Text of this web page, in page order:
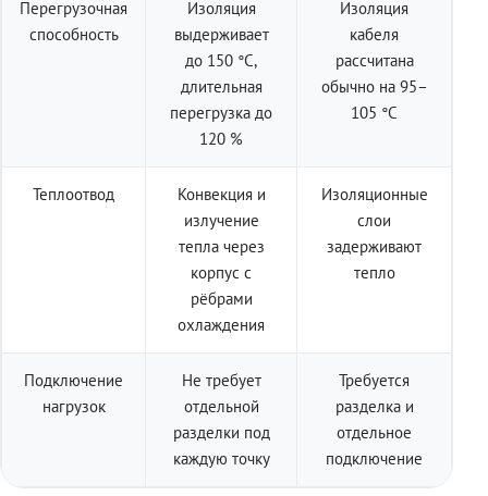
Перегрузочная
способность
Изоляция
выдерживает
до 150 °C,
длительная
перегрузка до
120 %
Изоляция
кабеля
рассчитана
обычно на 95–
105 °C
Теплоотвод
Конвекция и
излучение
тепла через
корпус с
рёбрами
охлаждения
Изоляционные
слои
задерживают
тепло
Подключение
нагрузок
Не требует
отдельной
разделки под
каждую точку
Требуется
разделка и
отдельное
подключение